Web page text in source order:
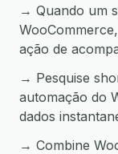
→ Quando um
ação de
→ Pesquise
automação do
dados
→ Combine